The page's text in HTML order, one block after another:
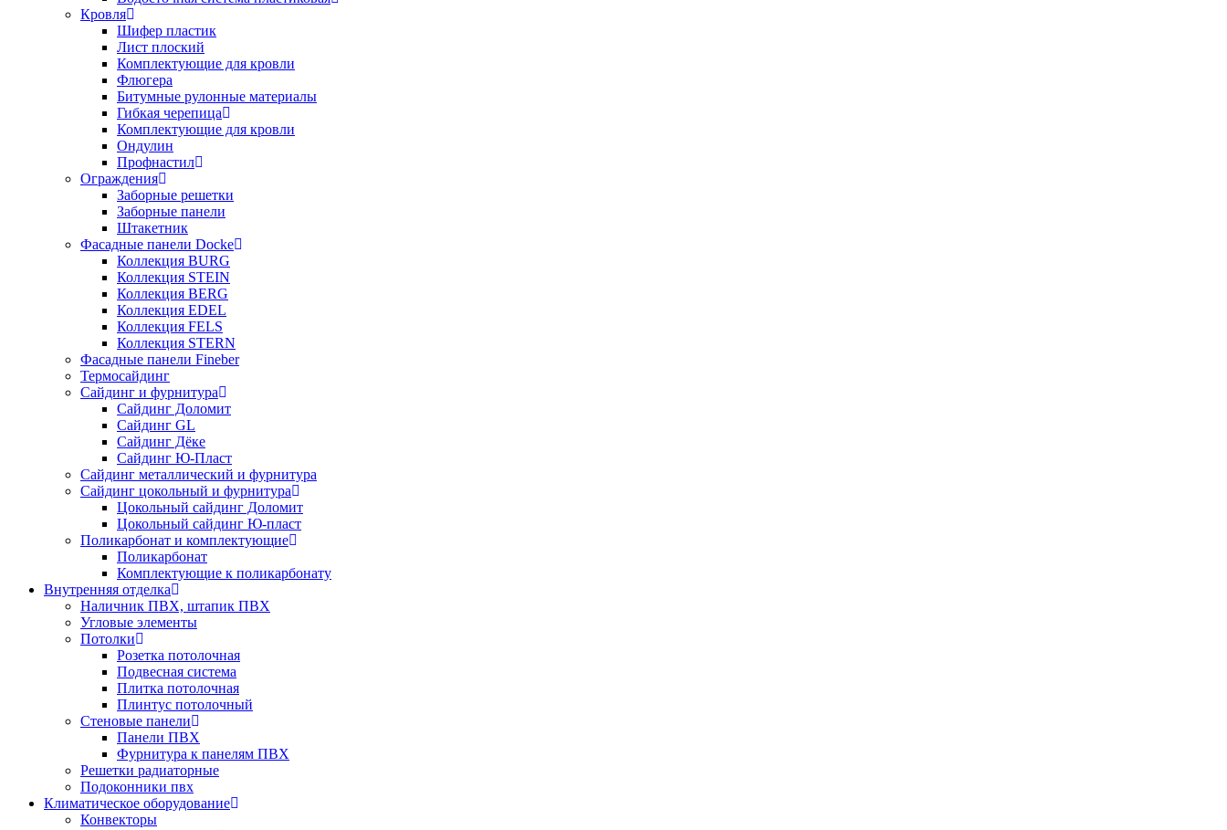
Кровля
Шифер пластик
Лист плоский
Комплектующие для кровли
Флюгера
Битумные рулонные материалы
Гибкая черепица
Комплектующие для кровли
Ондулин
Профнастил
Ограждения
Заборные решетки
Заборные панели
Штакетник
Фасадные панели Docke
Коллекция BURG
Коллекция STEIN
Коллекция BERG
Коллекция EDEL
Коллекция FELS
Коллекция STERN
Фасадные панели Fineber
Термосайдинг
Сайдинг и фурнитура
Сайдинг Доломит
Сайдинг GL
Сайдинг Дёке
Сайдинг Ю-Пласт
Сайдинг металлический и фурнитура
Сайдинг цокольный и фурнитура
Цокольный сайдинг Доломит
Цокольный сайдинг Ю-пласт
Поликарбонат и комплектующие
Поликарбонат
Комплектующие к поликарбонату
Внутренняя отделка
Наличник ПВХ, штапик ПВХ
Угловые элементы
Потолки
Розетка потолочная
Подвесная система
Плитка потолочная
Плинтус потолочный
Стеновые панели
Панели ПВХ
Фурнитура к панелям ПВХ
Решетки радиаторные
Подоконники пвх
Климатическое оборудование
Конвекторы